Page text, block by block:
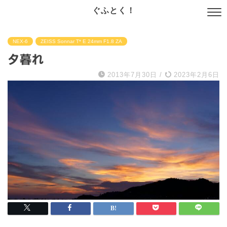
ぐふとく！
NEX-6 ZEISS Sonnar T* E 24mm F1.8 ZA
夕暮れ
2013年7月30日 / 2023年2月6日